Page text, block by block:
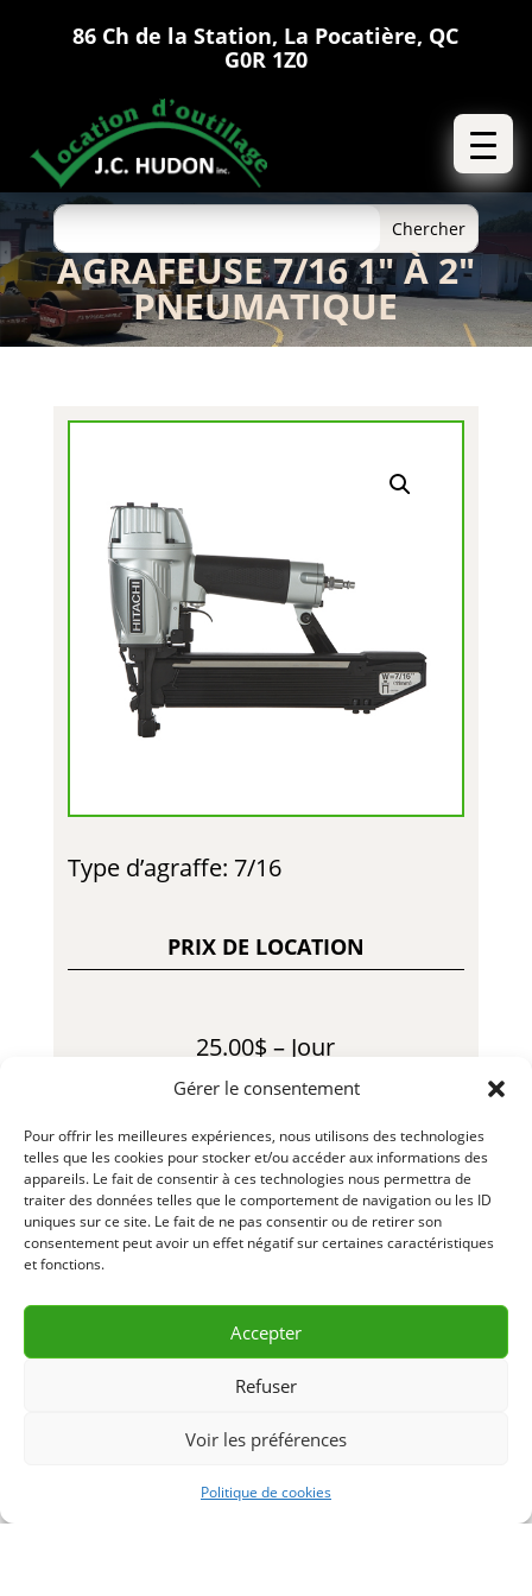
Gérer le consentement
Pour offrir les meilleures expériences, nous utilisons des technologies
telles que les cookies pour stocker et/ou accéder aux informations des
appareils. Le fait de consentir à ces technologies nous permettra de
traiter des données telles que le comportement de navigation ou les ID
uniques sur ce site. Le fait de ne pas consentir ou de retirer son
consentement peut avoir un effet négatif sur certaines caractéristiques
et fonctions.
Accepter
Refuser
Voir les préférences
Politique de cookies
86 Ch de la Station, La Pocatière, QC
G0R 1Z0
AGRAFEUSE 7/16 1″ À 2″
PNEUMATIQUE
Type d’agraffe: 7/16
PRIX DE LOCATION
25.00$ – Jour
65.00$ – Semaine
125.00$ – Mois
40.00$ – Fin de Semaine
*Agrafes disponibles pour la vente
LLL916-1 – R23-01
DEMANDE D’INFORMATION
& RÉSERVATION